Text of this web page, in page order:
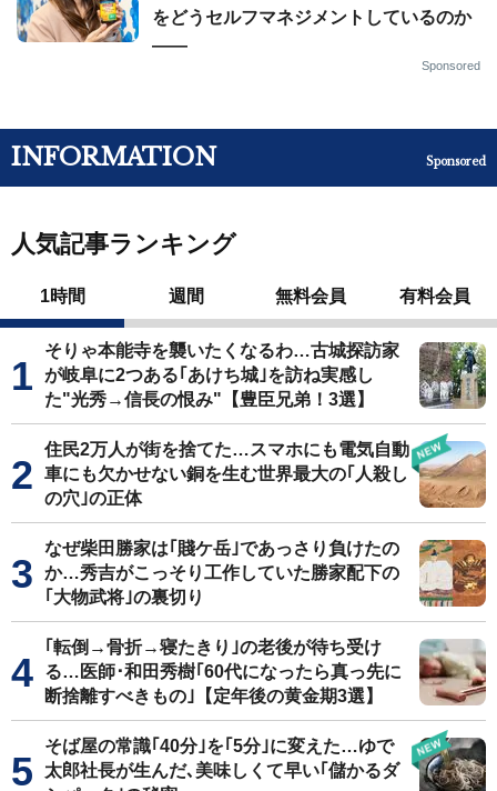
をどうセルフマネジメントしているのか
——
Sponsored
INFORMATION Sponsored
人気記事ランキング
1時間 週間 無料会員 有料会員
そりゃ本能寺を襲いたくなるわ…古城探訪家
が岐阜に2つある｢あけち城｣を訪ね実感し
た"光秀→信長の恨み"【豊臣兄弟！3選】
住民2万人が街を捨てた…スマホにも電気自動
車にも欠かせない銅を生む世界最大の｢人殺し
の穴｣の正体
なぜ柴田勝家は｢賤ケ岳｣であっさり負けたの
か…秀吉がこっそり工作していた勝家配下の
｢大物武将｣の裏切り
｢転倒→骨折→寝たきり｣の老後が待ち受け
る…医師･和田秀樹｢60代になったら真っ先に
断捨離すべきもの｣【定年後の黄金期3選】
そば屋の常識｢40分｣を｢5分｣に変えた…ゆで
太郎社長が生んだ､美味しくて早い｢儲かるダ